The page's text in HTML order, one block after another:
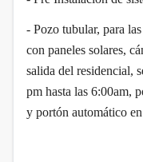
- Pozo tubular, para
con paneles solares,
salida del residencial,
pm hasta las 6:00am,
y portón automático